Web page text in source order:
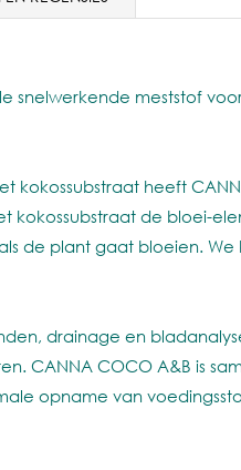
snelwerkende meststof
kokossubstraat heeft
kokossubstraat de bloei-
de plant gaat bloeien.
drainage en
CANNA COCO A&B is
opname van